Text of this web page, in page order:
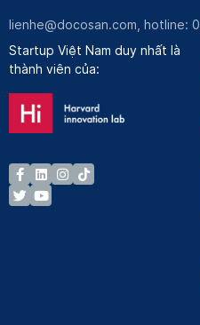
lienhe@docosan.com , hotline:
Startup Việt Nam duy nhất là
thành viên của: